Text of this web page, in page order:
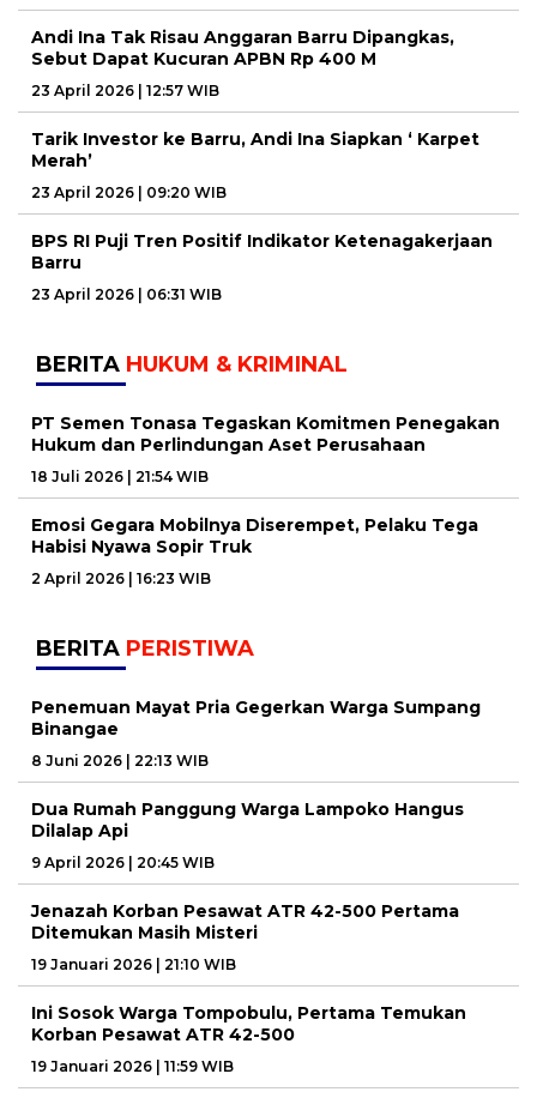
Andi Ina Tak Risau Anggaran Barru Dipangkas,
Sebut Dapat Kucuran APBN Rp 400 M
23 April 2026 | 12:57 WIB
Tarik Investor ke Barru, Andi Ina Siapkan ‘ Karpet
Merah’
23 April 2026 | 09:20 WIB
BPS RI Puji Tren Positif Indikator Ketenagakerjaan
Barru
23 April 2026 | 06:31 WIB
BERITA HUKUM & KRIMINAL
PT Semen Tonasa Tegaskan Komitmen Penegakan
Hukum dan Perlindungan Aset Perusahaan
18 Juli 2026 | 21:54 WIB
Emosi Gegara Mobilnya Diserempet, Pelaku Tega
Habisi Nyawa Sopir Truk
2 April 2026 | 16:23 WIB
BERITA PERISTIWA
Penemuan Mayat Pria Gegerkan Warga Sumpang
Binangae
8 Juni 2026 | 22:13 WIB
Dua Rumah Panggung Warga Lampoko Hangus
Dilalap Api
9 April 2026 | 20:45 WIB
Jenazah Korban Pesawat ATR 42-500 Pertama
Ditemukan Masih Misteri
19 Januari 2026 | 21:10 WIB
Ini Sosok Warga Tompobulu, Pertama Temukan
Korban Pesawat ATR 42-500
19 Januari 2026 | 11:59 WIB